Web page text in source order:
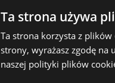
Ta strona używa
Ta strona korzysta z
strony, wyrażasz zgodę na
naszej polityki plików